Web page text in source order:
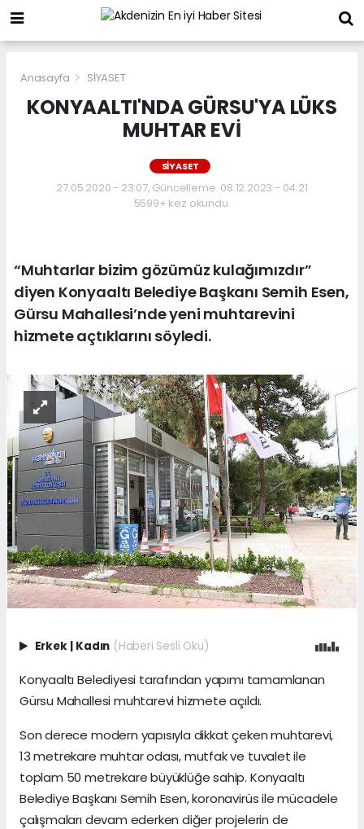
Anasayfa SİYASET
KONYAALTI'NDA GÜRSU'YA LÜKS
MUHTAR EVİ
SİYASET
27.05.2020 - 23:07, Güncelleme: 08.12.2023 - 04:21
5599+ kez okundu.
“Muhtarlar bizim gözümüz kulağımızdır”
diyen Konyaaltı Belediye Başkanı Semih Esen,
Gürsu Mahallesi’nde yeni muhtarevini
hizmete açtıklarını söyledi.
Erkek | Kadın (Haberi Sesli Oku)
Konyaaltı Belediyesi tarafından yapımı tamamlanan
Gürsu Mahallesi muhtarevi hizmete açıldı.
Son derece modern yapısıyla dikkat çeken muhtarevi,
13 metrekare muhtar odası, mutfak ve tuvalet ile
toplam 50 metrekare büyüklüğe sahip. Konyaaltı
Belediye Başkanı Semih Esen, koronavirüs ile mücadele
çalışmaları devam ederken diğer projelerin de